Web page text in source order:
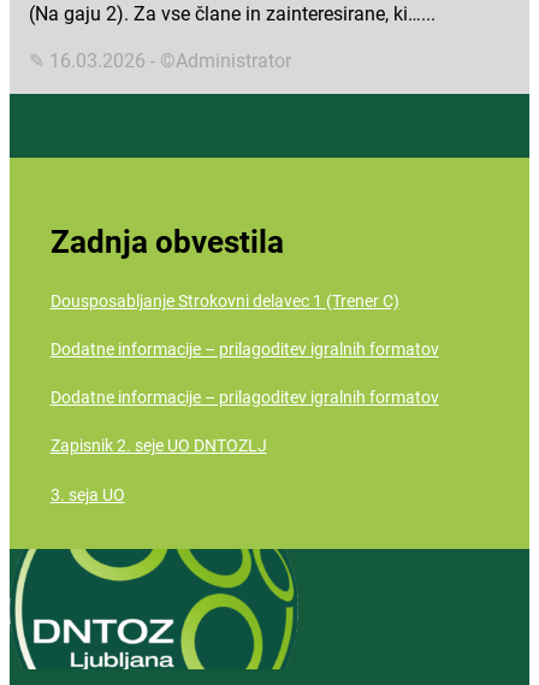
(Na gaju 2). Za vse člane in zainteresirane, ki…...
✎ 16.03.2026 - ©Administrator
Zadnja obvestila
Dousposabljanje Strokovni delavec 1 (Trener C)
Dodatne informacije – prilagoditev igralnih formatov
Dodatne informacije – prilagoditev igralnih formatov
Zapisnik 2. seje UO DNTOZLJ
3. seja UO